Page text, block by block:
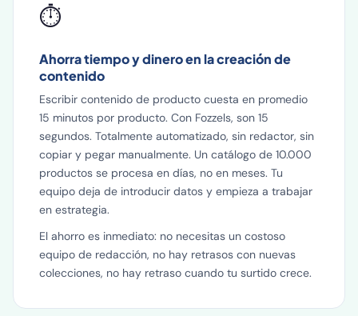
⏱️
Ahorra tiempo y dinero en la creación de
contenido
Escribir contenido de producto cuesta en promedio
15 minutos por producto. Con Fozzels, son 15
segundos. Totalmente automatizado, sin redactor, sin
copiar y pegar manualmente. Un catálogo de 10.000
productos se procesa en días, no en meses. Tu
equipo deja de introducir datos y empieza a trabajar
en estrategia.
El ahorro es inmediato: no necesitas un costoso
equipo de redacción, no hay retrasos con nuevas
colecciones, no hay retraso cuando tu surtido crece.